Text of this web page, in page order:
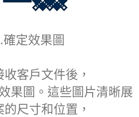
確定效果圖
收客戶文件後，
果圖。這些圖片清晰展
的尺寸和位置，